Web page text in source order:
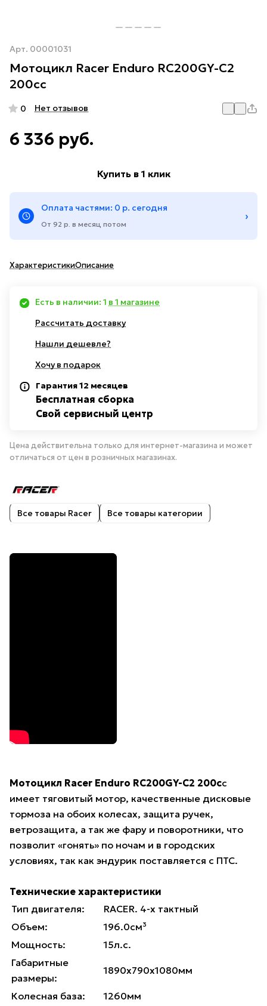
Арт. 00001031
Мотоцикл Racer Enduro RC200GY-C2
200cc
0 Нет отзывов
6 336 руб.
Купить в 1 клик
Оплата частями: 0 р. сегодня
От 92 р. в месяц потом
›
ХарактеристикиОписание
Есть в наличии: 1 в 1 магазине
Рассчитать доставку
Нашли дешевле?
Хочу в подарок
Гарантия 12 месяцев
Бесплатная сборка
Свой сервисный центр
Цена действительна только для интернет-магазина и может
отличаться от цен в розничных магазинах.
Все товары Racer Все товары категории
Мотоцикл Racer Enduro RC200GY-C2 200cc
имеет тяговитый мотор, качественные дисковые
тормоза на обоих колесах, защита ручек,
ветрозащита, а так же фару и поворотники, что
позволит «гонять» по ночам и в городских
условиях, так как эндурик поставляется с ПТС.
Технические характеристики
Тип двигателя:
RACER. 4-х тактный
Объем:
196.0см³
Мощность:
15л.с.
Габаритные
размеры:
1890х790х1080мм
Колесная база:
1260мм